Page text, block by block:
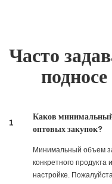
Часто
1
Каков
оптовых закупок?
Минимальный объем
конкретного продукта
настройке.